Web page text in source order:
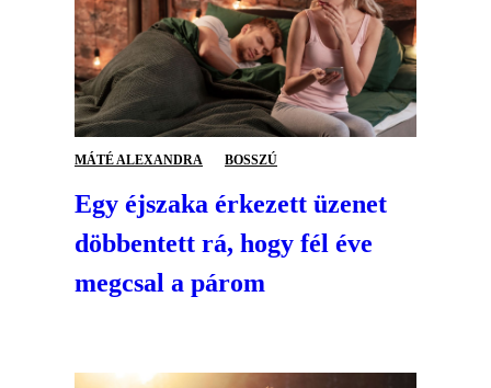
MÁTÉ ALEXANDRA BOSSZÚ
Egy éjszaka érkezett üzenet
döbbentett rá, hogy fél éve
megcsal a párom